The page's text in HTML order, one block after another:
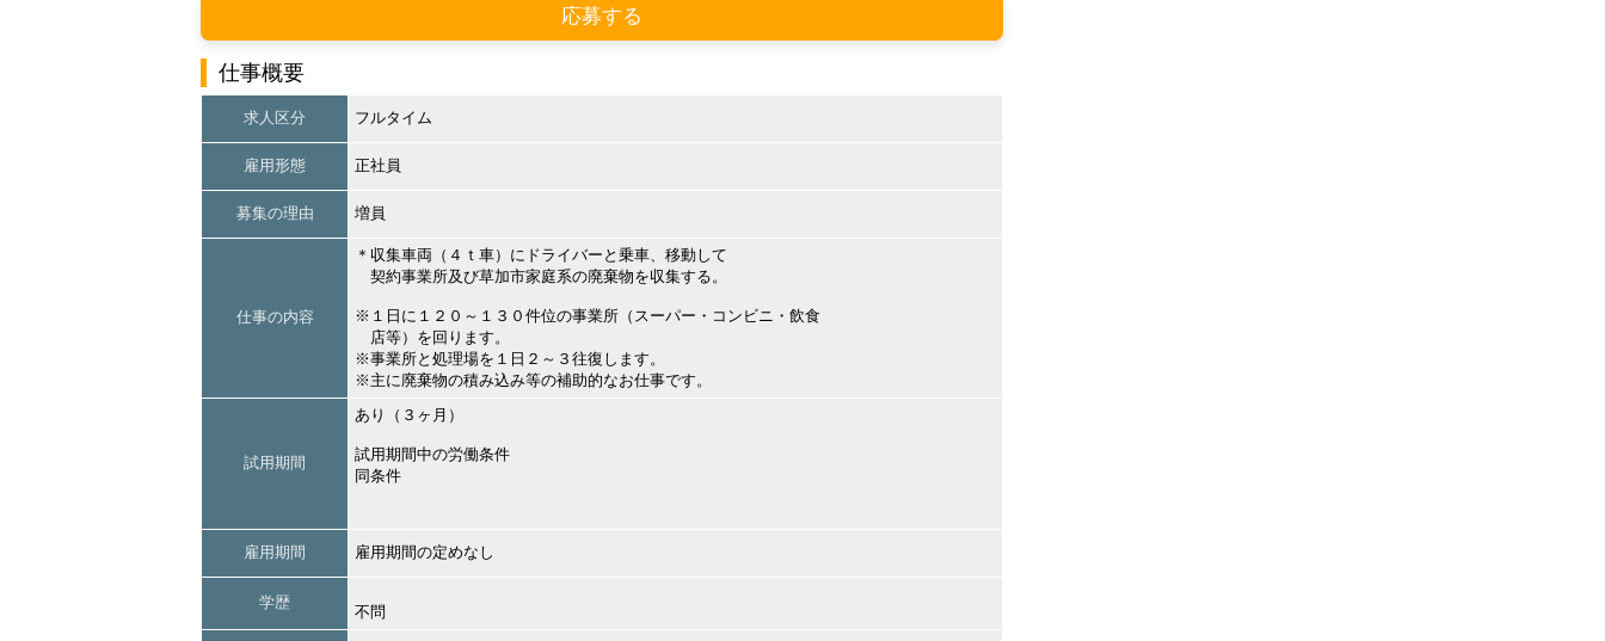
応募する
仕事概要
求人区分 フルタイム
雇用形態 正社員
募集の理由 増員
仕事の内容
＊収集車両（４ｔ車）にドライバーと乗車、移動して
契約事業所及び草加市家庭系の廃棄物を収集する。
※１日に１２０～１３０件位の事業所（スーパー・コンビニ・飲食
店等）を回ります。
※事業所と処理場を１日２～３往復します。
※主に廃棄物の積み込み等の補助的なお仕事です。
試用期間
あり（３ヶ月）
試用期間中の労働条件
同条件
雇用期間 雇用期間の定めなし
学歴
不問